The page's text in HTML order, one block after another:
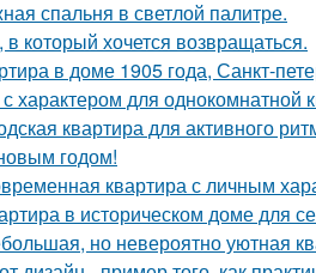
спальня в светлой палитре.
в который хочется возвращаться.
в доме 1905 года, Санкт-
характером для однокомнатной
квартира для активного
годом!
квартира с личным
в историческом доме для
но невероятно уютная